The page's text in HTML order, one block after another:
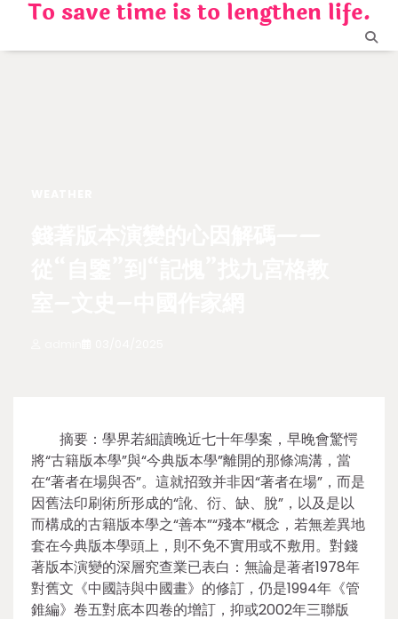
content
To save time is to lengthen life.
摘要：學界若細讀晚近七十年學案，早晚會驚愕
將“古籍版本學”與“今典版本學”離開的那條鴻溝，當
在“著者在場與否”。這就招致并非因“著者在場”，而是
因舊法印刷術所形成的“訛、衍、缺、脫”，以及是以
而構成的古籍版本學之“善本”“殘本”概念，若無差異地
套在今典版本學頭上，則不免不實用或不敷用。對錢
著版本演變的深層究查業已表白：無論是著者1978年
對舊文《中國詩與中國畫》的修訂，仍是1994年《管
錐編》卷五對底本四卷的增訂，抑或2002年三聯版